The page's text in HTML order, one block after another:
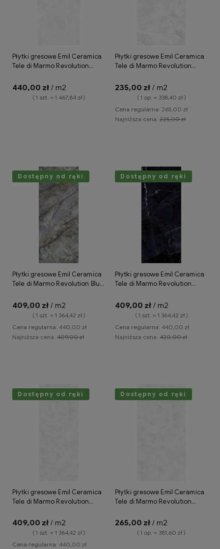
Płytki gresowe Emil Ceramica
Tele di Marmo Revolution
lappato
440,00 zł / m2
( 1 szt. = 1 467,84 zł )
Płytki gresowe Emil Ceramica
Tele di Marmo Revolution
lappato
235,00 zł / m2
( 1 op. = 338,40 zł )
Cena regularna: 265,00 zł
Najniższa cena: 225,00 zł
Płytki gresowe Emil Ceramica
Tele di Marmo Revolution Blu
409,00 zł / m2
( 1 szt. = 1 364,42 zł )
Cena regularna: 440,00 zł
Najniższa cena: 409,00 zł
Dostępny od ręki
Płytki gresowe Emil Ceramica
Tele di Marmo Revolution
lappato
409,00 zł / m2
( 1 szt. = 1 364,42 zł )
Cena regularna: 440,00 zł
Najniższa cena: 420,00 zł
Dostępny od ręki
Płytki gresowe Emil Ceramica
Tele di Marmo Revolution
EHA2
409,00 zł / m2
( 1 szt. = 1 364,42 zł )
Cena regularna: 440,00 zł
Dostępny od ręki
Płytki gresowe Emil Ceramica
Tele di Marmo Revolution
265,00 zł / m2
( 1 op. = 381,60 zł )
Dostępny od ręki